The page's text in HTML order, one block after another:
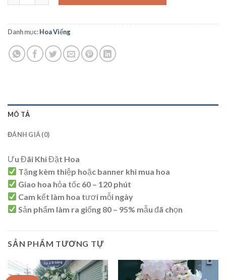
Danh mục:Hoa Viếng
MÔ TẢ
ĐÁNH GIÁ (0)
Ưu Đãi Khi Đặt Hoa
Tặng kèm thiệp hoặc banner khi mua hoa
Giao hoa hỏa tốc 60 – 120 phút
Cam kết làm hoa tươi mỗi ngày
Sản phẩm làm ra giống 80 – 95% mẫu đã chọn
SẢN PHẨM TƯƠNG TỰ